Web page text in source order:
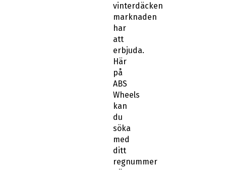
vinterdäcken
marknaden
har
att
erbjuda.
Här
på
ABS
Wheels
kan
du
söka
med
ditt
regnummer